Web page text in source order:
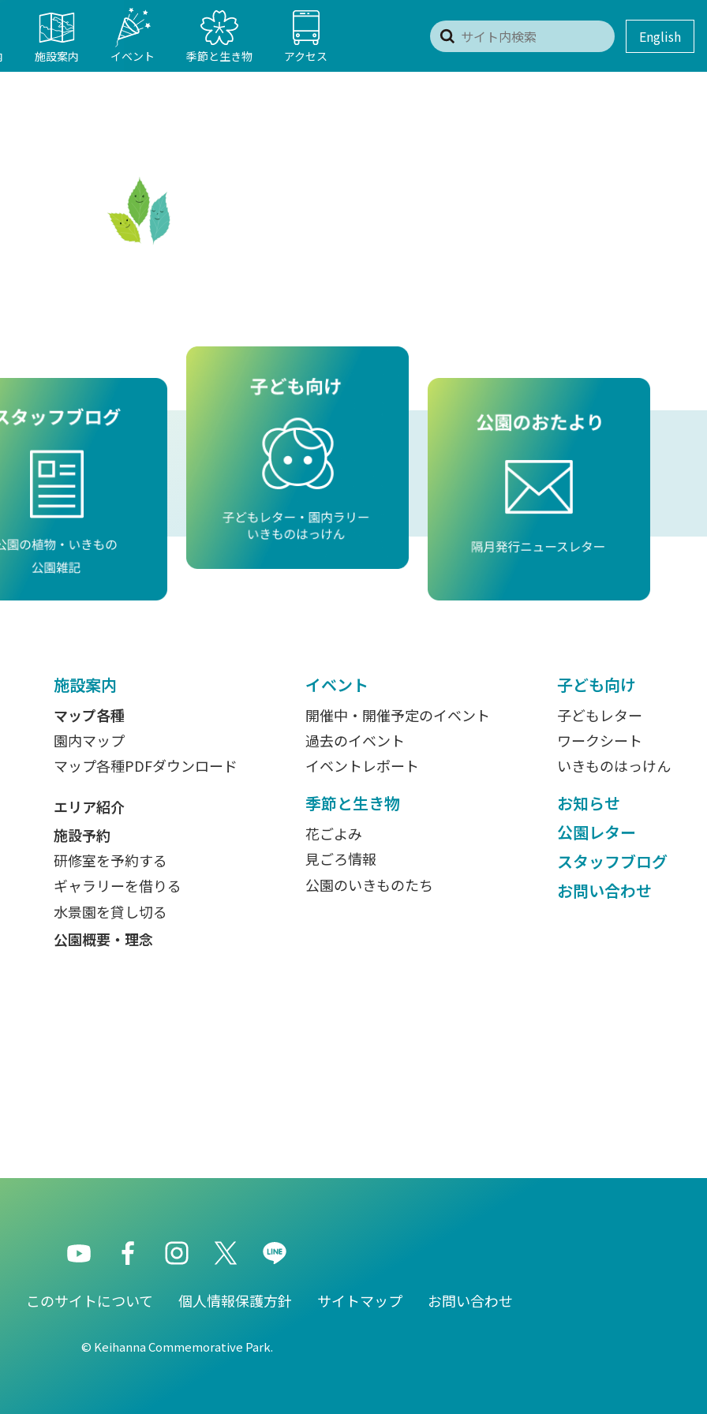
English
施設案内 イベント 季節と生き物 アクセス
施設案内
マップ各種
園内マップ
マップ各種PDFダウンロード
エリア紹介
施設予約
研修室を予約する
ギャラリーを借りる
水景園を貸し切る
公園概要・理念
イベント
開催中・開催予定のイベント
過去のイベント
イベントレポート
季節と生き物
花ごよみ
見ごろ情報
公園のいきものたち
子ども向け
子どもレター
ワークシート
いきものはっけん
お知らせ
公園レター
スタッフブログ
お問い合わせ
このサイトについて 個人情報保護方針 サイトマップ お問い合わせ
© Keihanna Commemorative Park.